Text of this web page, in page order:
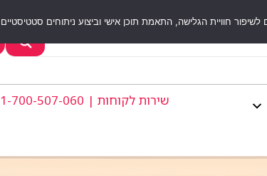
שירות לקוחות | 1-700-507-060